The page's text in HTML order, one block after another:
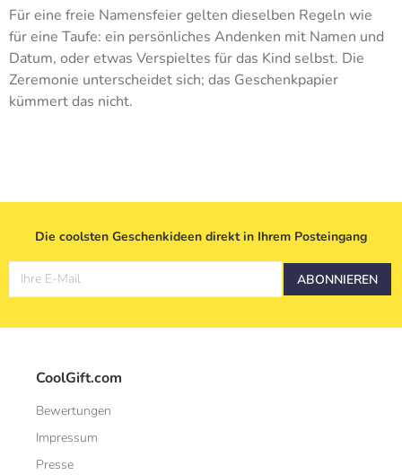
Für eine freie Namensfeier gelten dieselben Regeln wie
für eine Taufe: ein persönliches Andenken mit Namen und
Datum, oder etwas Verspieltes für das Kind selbst. Die
Zeremonie unterscheidet sich; das Geschenkpapier
kümmert das nicht.
Die coolsten Geschenkideen direkt in Ihrem Posteingang
Ihre E-Mail ABONNIEREN
CoolGift.com
Bewertungen
Impressum
Presse